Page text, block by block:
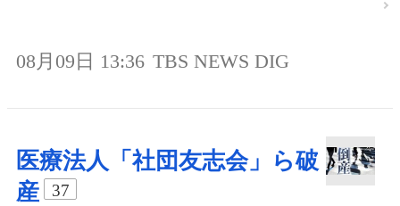
08月09日 13:36 TBS NEWS DIG
医療法人「社団友志会」ら破
産
37